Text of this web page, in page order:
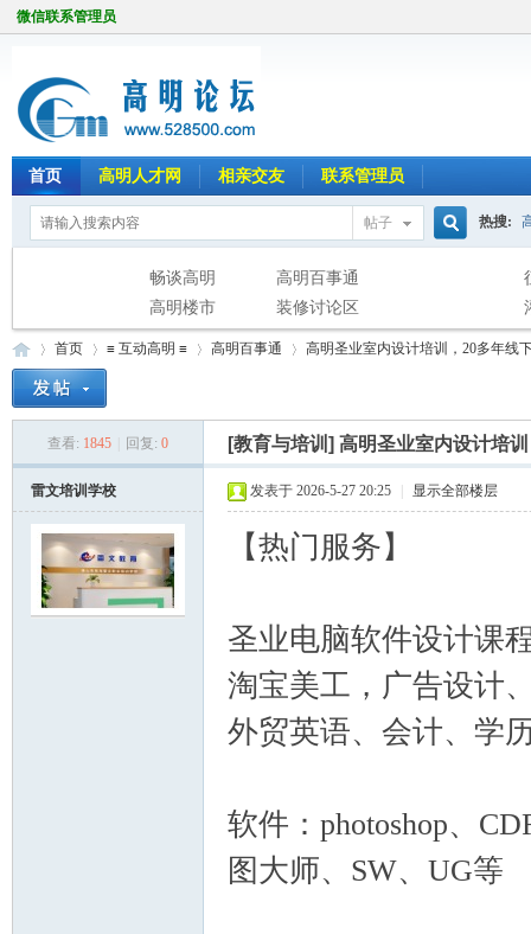
微信联系管理员
首页 高明人才网 相亲交友 联系管理员
帖子
索
热搜:
畅谈高明
高明百事通
高明楼市
装修讨论区
首页
›
≡ 互动高明 ≡ 高明百事通
›
高明圣业室内设计培训，20多年线
查看: 1845 回复: 0 [教育与培训] 高明圣业室内设计培
雷文培训学校 发表于 2026-5-27 20:25 显示全部楼层
【热门服务】
圣业电脑软件设计课
淘宝美工，广告设计
外贸英语、会计、学
软件：photoshop、
图大师、SW、UG等